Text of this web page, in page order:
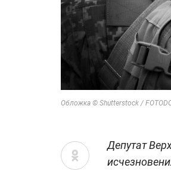
Обложка © Shutterstock /
Депутат